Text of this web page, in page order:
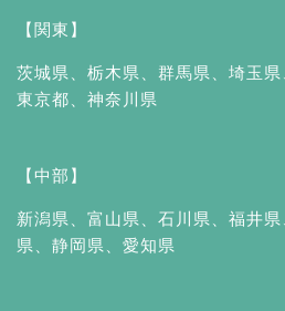
【関東】
茨城県 栃木県 群馬県 埼玉県
東京都
神奈川県
【中部】
新潟県 富山県 石川県 福井県
県
静岡県 愛知県